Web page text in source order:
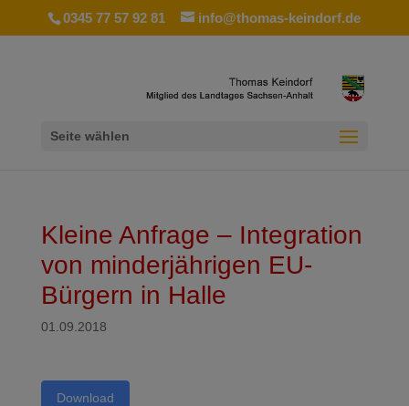
0345 77 57 92 81 info@thomas-keindorf.de
Seite wählen
Kleine Anfrage – Integration
von minderjährigen EU-
Bürgern in Halle
01.09.2018
Download